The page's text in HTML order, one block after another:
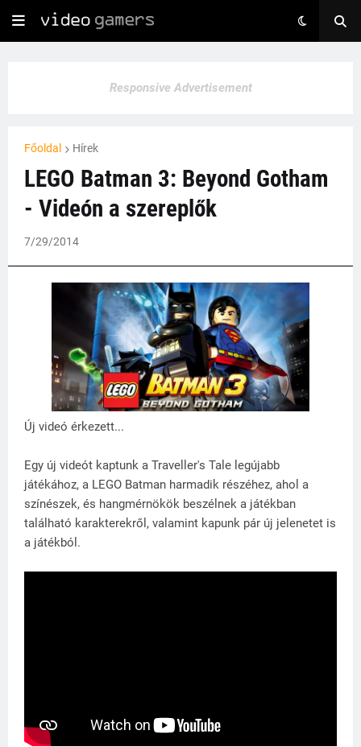
Responsive Advertisement
Főoldal Hírek
LEGO Batman 3: Beyond Gotham
- Videón a szereplők
7/29/2014
Új videó érkezett...
Egy új videót kaptunk a Traveller's Tale legújabb
játékához, a LEGO Batman harmadik részéhez, ahol a
színészek, és hangmérnökök beszélnek a játékban
található karakterekről, valamint kapunk pár új jelenetet is
a játékból.